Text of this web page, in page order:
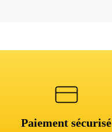
Paiement sécurisé